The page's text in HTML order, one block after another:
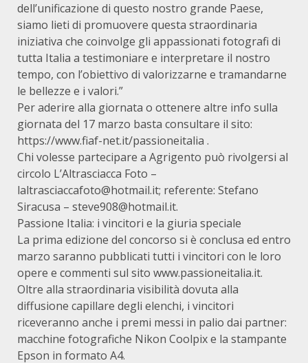
dell’unificazione di questo nostro grande Paese,
siamo lieti di promuovere questa straordinaria
iniziativa che coinvolge gli appassionati fotografi di
tutta Italia a testimoniare e interpretare il nostro
tempo, con l’obiettivo di valorizzarne e tramandarne
le bellezze e i valori.”
Per aderire alla giornata o ottenere altre info sulla
giornata del 17 marzo basta consultare il sito:
https://www.fiaf-net.it/passioneitalia .
Chi volesse partecipare a Agrigento può rivolgersi al
circolo L’Altrasciacca Foto –
laltrasciaccafoto@hotmail.it; referente: Stefano
Siracusa – steve908@hotmail.it.
Passione Italia: i vincitori e la giuria speciale
La prima edizione del concorso si è conclusa ed entro
marzo saranno pubblicati tutti i vincitori con le loro
opere e commenti sul sito www.passioneitalia.it.
Oltre alla straordinaria visibilità dovuta alla
diffusione capillare degli elenchi, i vincitori
riceveranno anche i premi messi in palio dai partner:
macchine fotografiche Nikon Coolpix e la stampante
Epson in formato A4.